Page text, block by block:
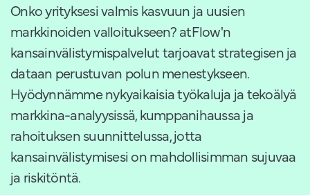
Onko yrityksesi valmis kasvuun ja uusien
markkinoiden valloitukseen? atFlow'n
kansainvälistymispalvelut tarjoavat strategisen ja
dataan perustuvan polun menestykseen.
Hyödynnämme nykyaikaisia työkaluja ja tekoälyä
markkina-analyysissä, kumppanihaussa ja
rahoituksen suunnittelussa, jotta
kansainvälistymisesi on mahdollisimman sujuvaa
ja riskitöntä.